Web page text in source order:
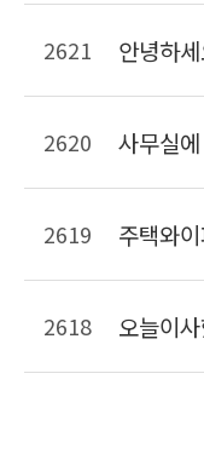
2621
2620
2619 주택와
2618